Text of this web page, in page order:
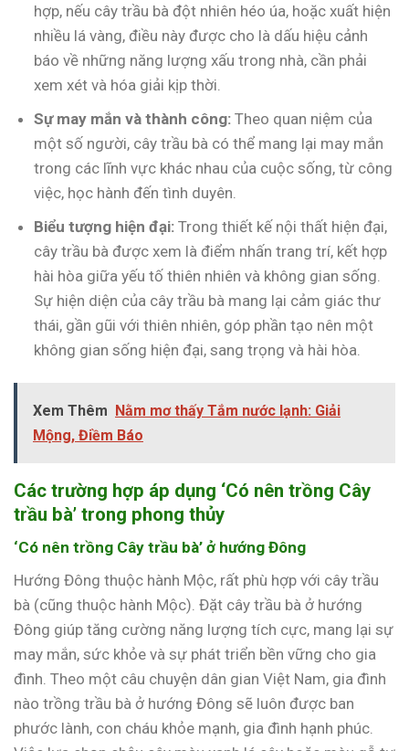
hợp, nếu cây trầu bà đột nhiên héo úa, hoặc xuất hiện
nhiều lá vàng, điều này được cho là dấu hiệu cảnh
báo về những năng lượng xấu trong nhà, cần phải
xem xét và hóa giải kịp thời.
Sự may mắn và thành công: Theo quan niệm của
một số người, cây trầu bà có thể mang lại may mắn
trong các lĩnh vực khác nhau của cuộc sống, từ công
việc, học hành đến tình duyên.
Biểu tượng hiện đại: Trong thiết kế nội thất hiện đại,
cây trầu bà được xem là điểm nhấn trang trí, kết hợp
hài hòa giữa yếu tố thiên nhiên và không gian sống.
Sự hiện diện của cây trầu bà mang lại cảm giác thư
thái, gần gũi với thiên nhiên, góp phần tạo nên một
không gian sống hiện đại, sang trọng và hài hòa.
Xem Thêm Nằm mơ thấy Tắm nước lạnh: Giải
Mộng, Điềm Báo
Các trường hợp áp dụng ‘Có nên trồng Cây
trầu bà’ trong phong thủy
‘Có nên trồng Cây trầu bà’ ở hướng Đông
Hướng Đông thuộc hành Mộc, rất phù hợp với cây trầu
bà (cũng thuộc hành Mộc). Đặt cây trầu bà ở hướng
Đông giúp tăng cường năng lượng tích cực, mang lại sự
may mắn, sức khỏe và sự phát triển bền vững cho gia
đình. Theo một câu chuyện dân gian Việt Nam, gia đình
nào trồng trầu bà ở hướng Đông sẽ luôn được ban
phước lành, con cháu khỏe mạnh, gia đình hạnh phúc.